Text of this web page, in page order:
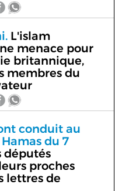
L'islam
menace pour
britannique,
membres du
conduit au
du 7
députés
proches
lettres de